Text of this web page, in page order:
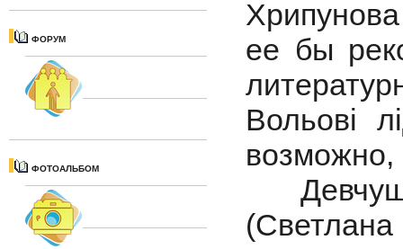
ФОРУМ
ФОТОАЛЬБОМ
ее бы
Вольові
возможно,